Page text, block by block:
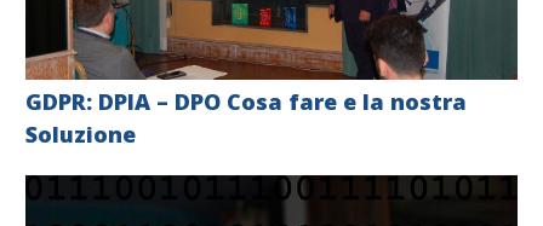
GDPR: DPIA – DPO Cosa fare e la nostra
Soluzione